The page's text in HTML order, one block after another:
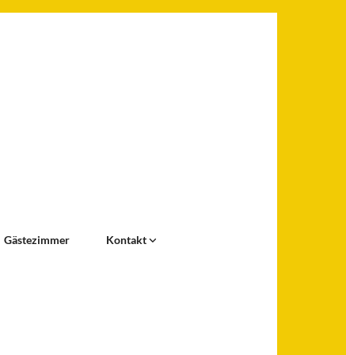
Gästezimmer Kontakt